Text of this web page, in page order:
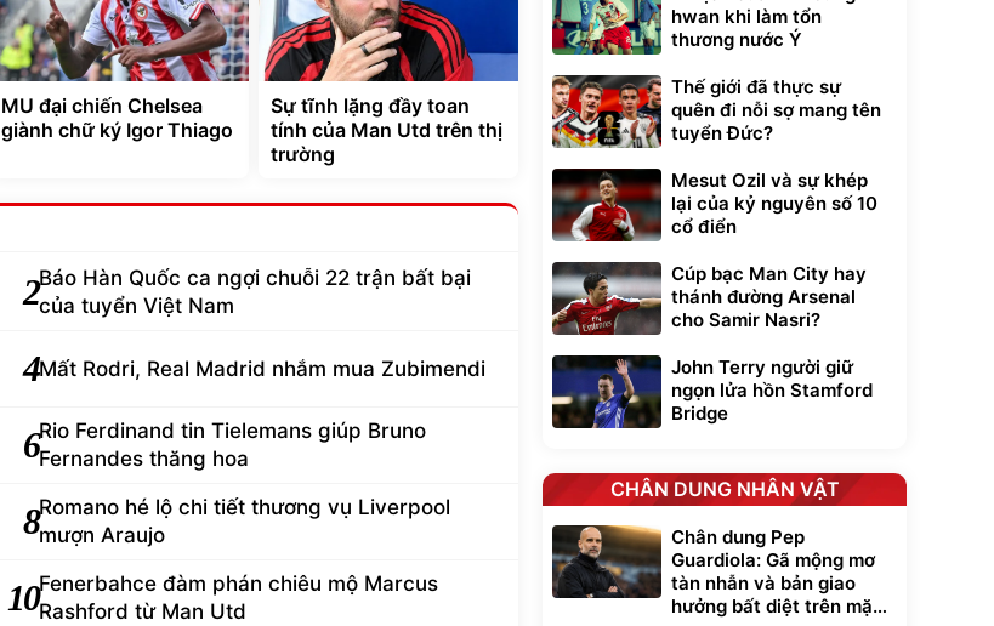
MU đại chiến Chelsea
giành chữ ký Igor Thiago
Sự tĩnh lặng đầy toan
tính của Man Utd trên thị
trường
2Báo Hàn Quốc ca ngợi chuỗi 22 trận bất bại
của tuyển Việt Nam
4Mất Rodri, Real Madrid nhắm mua Zubimendi
6Rio Ferdinand tin Tielemans giúp Bruno
Fernandes thăng hoa
8Romano hé lộ chi tiết thương vụ Liverpool
mượn Araujo
10Fenerbahce đàm phán chiêu mộ Marcus
Rashford từ Man Utd
hwan khi làm tổn
thương nước Ý
Thế giới đã thực sự
quên đi nỗi sợ mang tên
tuyển Đức?
Mesut Ozil và sự khép
lại của kỷ nguyên số 10
cổ điển
Cúp bạc Man City hay
thánh đường Arsenal
cho Samir Nasri?
John Terry người giữ
ngọn lửa hồn Stamford
Bridge
CHÂN DUNG NHÂN VẬT
Chân dung Pep
Guardiola: Gã mộng mơ
tàn nhẫn và bản giao
hưởng bất diệt trên mặt